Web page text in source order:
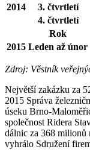
2014 3. čtvrtletí
4. čtvrtletí
Rok
2015 Leden až únor
Zdroj: Věstník
Největší zakázku za
2015 Správa
úseku Brno-
společnost Ridera
dálnic za 368 milionů
vyhrálo Sdružení